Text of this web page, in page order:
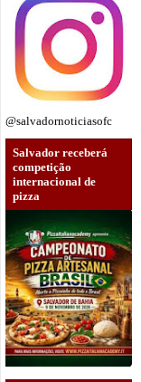
@salvadornoticiasofc
Salvador receberá
competição
internacional de
pizza